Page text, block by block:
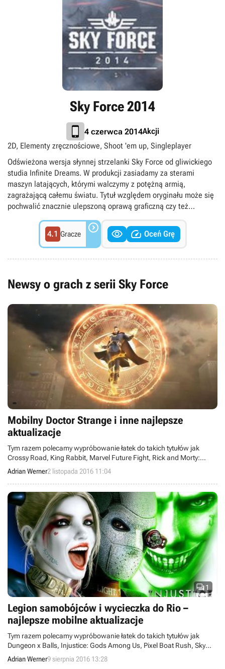
Sky Force 2014
4 czerwca 2014Akcji
2D, Elementy zręcznościowe, Shoot 'em up, Singleplayer
Odświeżona wersja słynnej strzelanki Sky Force od gliwickiego
studia Infinite Dreams. W produkcji zasiadamy za sterami
maszyn latających, którymi walczymy z potężną armią,
zagrażającą całemu światu. Tytuł względem oryginału może się
pochwalić znacznie ulepszoną oprawą graficzną czy też
4.1 Gracze    Oceń Grę
Newsy o grach z serii Sky Force
Mobilny Doctor Strange i inne najlepsze
aktualizacje
Tym razem polecamy wypróbowanie łatek do takich tytułów jak
Crossy Road, King Rabbit, Marvel Future Fight, Rick and Morty:
Pocket Mortys czy Sky Force Reloaded.
Adrian Werner2 listopada 2016 11:04
1
Legion samobójców i wycieczka do Rio –
najlepsze mobilne aktualizacje
Tym razem polecamy wypróbowanie łatek do takich tytułów jak
Dungeon x Balls, Injustice: Gods Among Us, Pixel Boat Rush, Sky
Force Reloaded oraz Subway Surfers.
Adrian Werner9 sierpnia 2016 13:28